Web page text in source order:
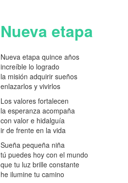
Nueva etapa
Nueva etapa quince años
increíble lo logrado
la misión adquirir sueños
enlazarlos y vivirlos
Los valores fortalecen
la esperanza acompaña
con valor e hidalguía
ir de frente en la vida
Sueña pequeña niña
tú puedes hoy con el mundo
que tu luz brille constante
he ilumine tu camino